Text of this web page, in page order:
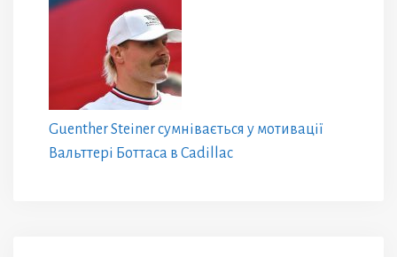
Guenther Steiner сумнівається у мотивації
Вальттері Боттаса в Cadillac